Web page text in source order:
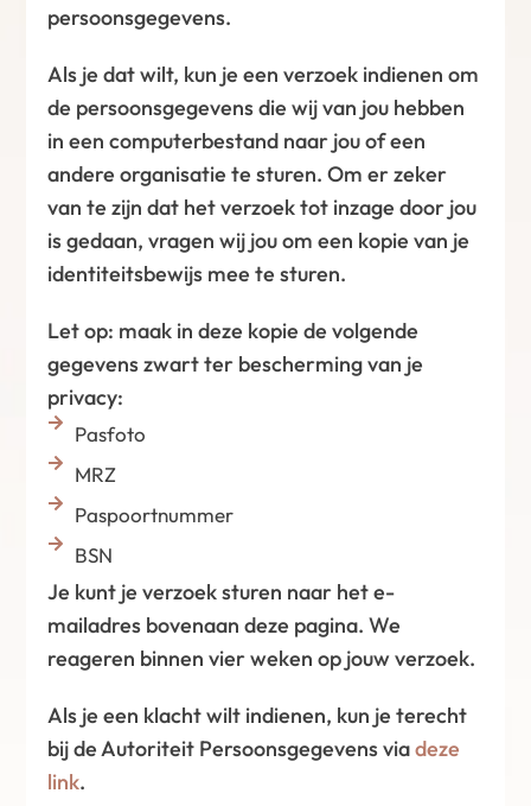
persoonsgegevens.
Als je dat wilt, kun je een verzoek indienen om
de persoonsgegevens die wij van jou hebben
in een computerbestand naar jou of een
andere organisatie te sturen. Om er zeker
van te zijn dat het verzoek tot inzage door jou
is gedaan, vragen wij jou om een kopie van je
identiteitsbewijs mee te sturen.
Let op: maak in deze kopie de volgende
gegevens zwart ter bescherming van je
privacy:
Pasfoto
MRZ
Paspoortnummer
BSN
Je kunt je verzoek sturen naar het e-
mailadres bovenaan deze pagina. We
reageren binnen vier weken op jouw verzoek.
Als je een klacht wilt indienen, kun je terecht
bij de Autoriteit Persoonsgegevens viadeze
link.